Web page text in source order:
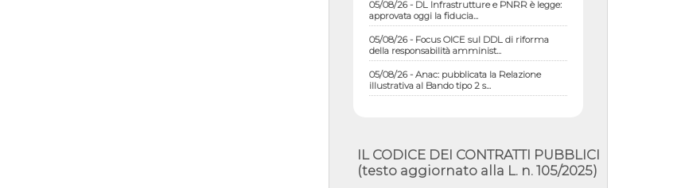
approvata oggi la fiducia...
della responsabilità amminist...
illustrativa al Bando tipo 2 s...
05/08/26 - Lettera OICE per il bando della
Giunta Regionale della Campa...
IL CODICE DEI CONTRATTI PUBBLICI
(testo aggiornato alla L. n. 105/2025)